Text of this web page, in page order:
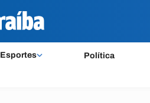
Esportes Política